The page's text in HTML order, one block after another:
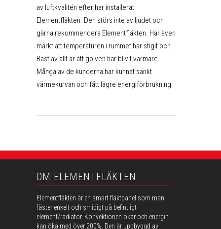
av luftkvalitén efter har installerat
Elementfläkten. Den störs inte av ljudet och
gärna rekommendera Elementfläkten. Har även
märkt att temperaturen i rummet har stigit och
Bäst av allt är att golven har blivit varmare.
Många av de kunderna har kunnat sänkt
värmekurvan och fått lägre energiförbrukning.
OM ELEMENTFLÄKTEN
Elementfläkten är en smart fläktpanel som man
fäster enkelt och smidigt på befintligt
element/radiator. Konvektionen ökar och energin
kan öka med över 200%. Den är uppbyggd av